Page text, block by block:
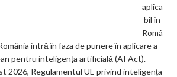
aplica
bil în
Româ
intră în faza de punere în aplicare a
pentru inteligența artificială (AI Act).
2026, Regulamentul UE privind inteligența